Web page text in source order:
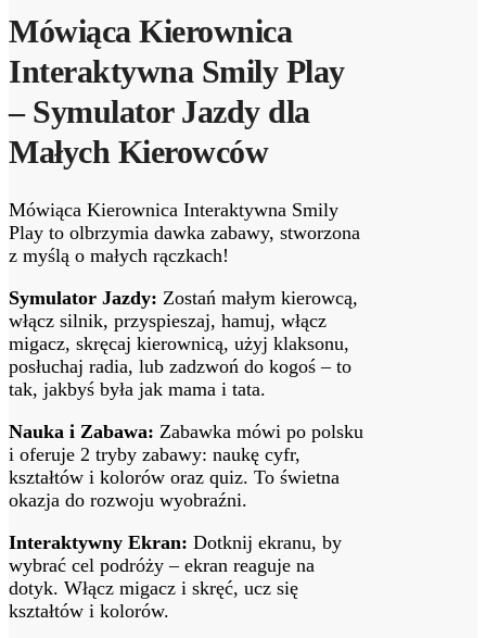
Mówiąca Kierownica
Interaktywna Smily Play
– Symulator Jazdy dla
Małych Kierowców
Mówiąca Kierownica Interaktywna Smily
Play to olbrzymia dawka zabawy, stworzona
z myślą o małych rączkach!
Symulator Jazdy: Zostań małym kierowcą,
włącz silnik, przyspieszaj, hamuj, włącz
migacz, skręcaj kierownicą, użyj klaksonu,
posłuchaj radia, lub zadzwoń do kogoś – to
tak, jakbyś była jak mama i tata.
Nauka i Zabawa: Zabawka mówi po polsku
i oferuje 2 tryby zabawy: naukę cyfr,
kształtów i kolorów oraz quiz. To świetna
okazja do rozwoju wyobraźni.
Interaktywny Ekran: Dotknij ekranu, by
wybrać cel podróży – ekran reaguje na
dotyk. Włącz migacz i skręć, ucz się
kształtów i kolorów.